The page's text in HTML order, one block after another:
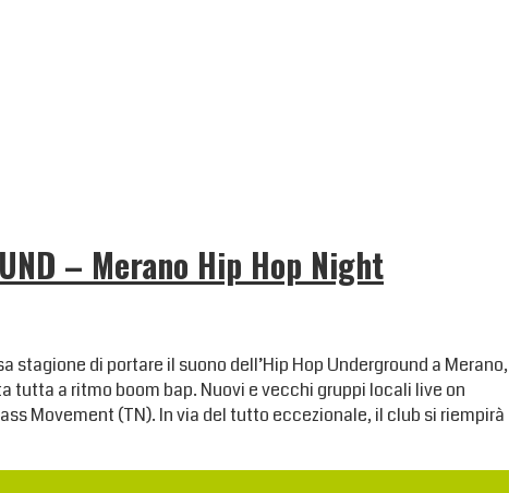
– Merano Hip Hop Night
di portare il suono dell’Hip Hop Underground a Merano,
tutta a ritmo boom bap. Nuovi e vecchi gruppi locali live on
Movement (TN). In via del tutto eccezionale, il club si riempirà